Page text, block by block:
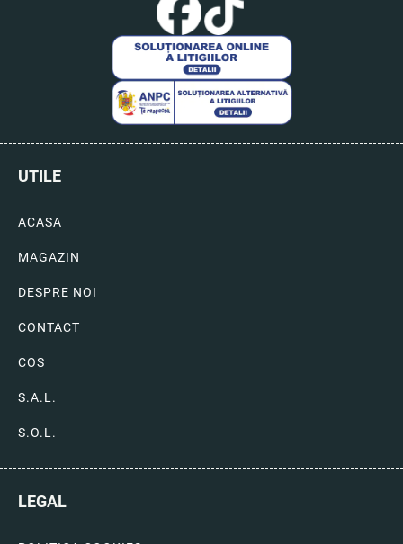
UTILE
ACASA
MAGAZIN
DESPRE NOI
CONTACT
COS
S.A.L.
S.O.L.
LEGAL